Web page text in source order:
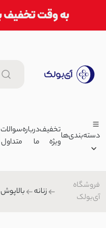
دسته‌بندی‌ها
زنانه
تخفیف
ویژه
درباره
ما
سوالات
متداول
فروشگاه
آی‌بولک
زنانه بالاپوش